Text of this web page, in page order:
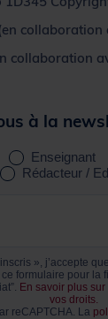
collaboration
collaboration
à la
Enseignant
Rédacteur /
», j’accepte
formulaire pour la
En savoir plus
vos droits.
reCAPTCHA. La